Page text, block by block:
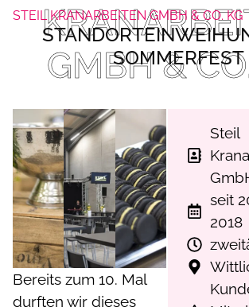
GMBH &
STEIL KRANARBEITEN GMBH & CO. KG
SOMMERFEST
Bereits zum 10. Mal
durften wir dieses
Steil
seit
2018